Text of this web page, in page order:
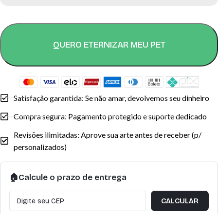
QUERO ETERNIZAR MEU PET
Satisfação garantida: Se não amar, devolvemos seu dinheiro
Compra segura: Pagamento protegido e suporte dedicado
Revisões ilimitadas: Aprove sua arte antes de receber (p/
personalizados)
🏠Calcule o prazo de entrega
CALCULAR